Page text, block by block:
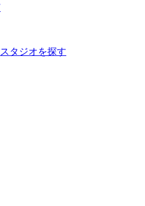
スタジオを探す